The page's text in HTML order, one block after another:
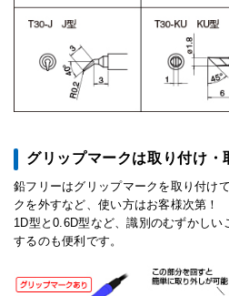
グリップマークは取り付け・
鉛フリーはグリップマークを取り付け
クを外すなど、使い方はお客様次第！
1D型と0.6D型など、識別のむずかしい
するのも便利です。